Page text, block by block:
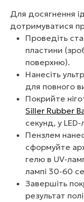
Для досягнення
дотримуватися
Проведіть
пластини
поверхню).
Нанесіть
для повного
Покрийте
Siller Rubber
секунд, у
Пензлем
сформуйте
гелю в UV-
лампі 30-60
Завершіть
результат